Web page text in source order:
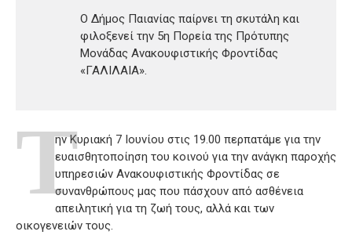
Ο Δήμος Παιανίας παίρνει τη σκυτάλη και
φιλοξενεί την 5η Πορεία της Πρότυπης
Μονάδας Ανακουφιστικής Φροντίδας
«ΓΑΛΙΛΑΙΑ».
Την Κυριακή 7 Ιουνίου στις 19.00 περπατάμε για την
ευαισθητοποίηση του κοινού για την ανάγκη παροχής
υπηρεσιών Ανακουφιστικής Φροντίδας σε
συνανθρώπους μας που πάσχουν από ασθένεια
απειλητική για τη ζωή τους, αλλά και των
οικογενειών τους.